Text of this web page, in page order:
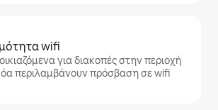
wifi
για διακοπές στην περιοχή
περιλαμβάνουν πρόσβαση σε wifi